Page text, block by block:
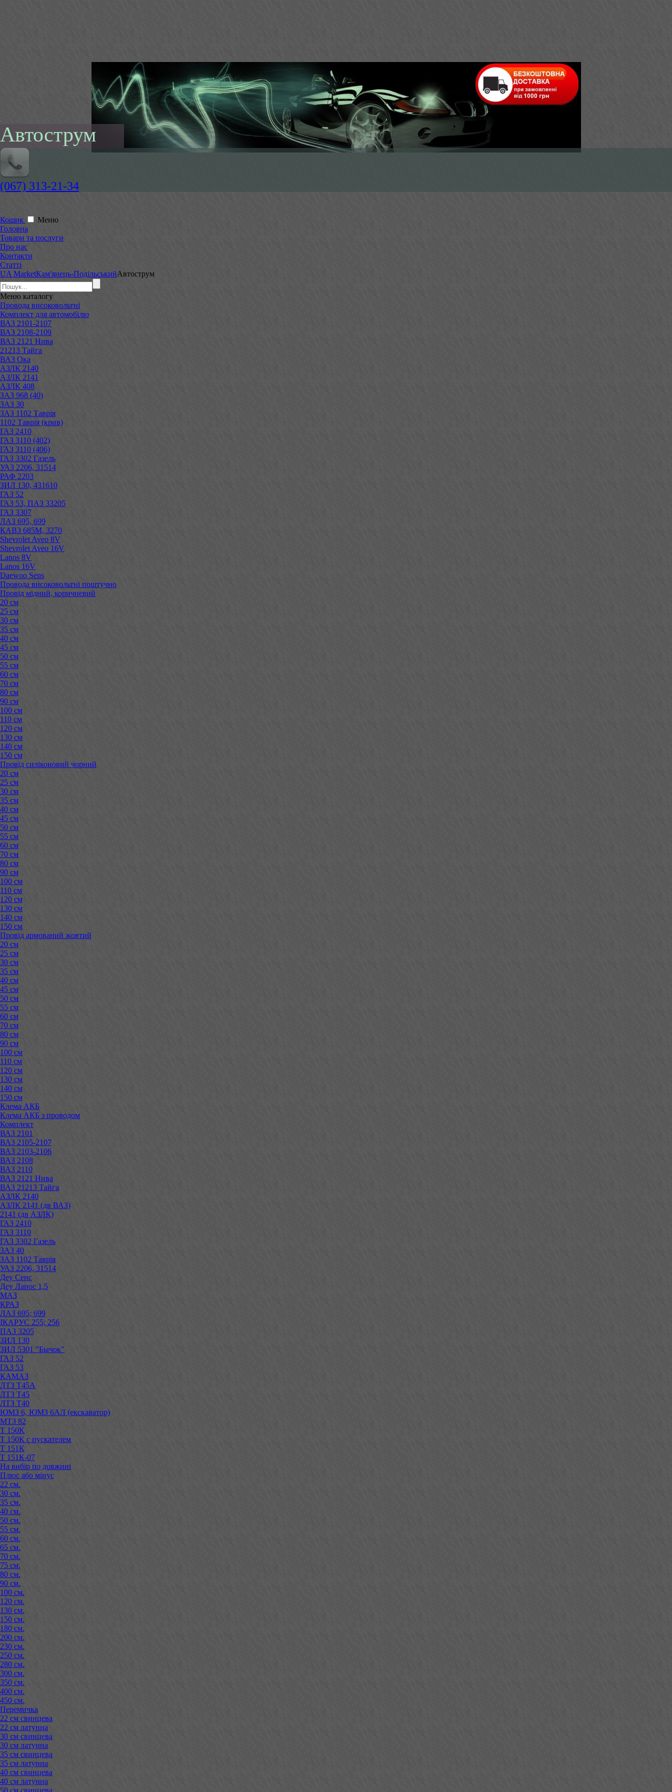
Автострум
(067) 313-21-34
Кошик
Меню
Головна
Товари та послуги
Про нас
Контакти
Статті
UA MarketКам'янець-ПодільськийАвтострум
Меню каталогу
Провода високовольтні
Комплект для автомобілю
ВАЗ 2101-2107
ВАЗ 2108-2109
ВАЗ 2121 Нива
21213 Тайга
ВАЗ Ока
АЗЛК 2140
АЗЛК 2141
АЗЛК 408
ЗАЗ 968 (40)
ЗАЗ 30
ЗАЗ 1102 Таврія
1102 Таврія (крив)
ГАЗ 2410
ГАЗ 3110 (402)
ГАЗ 3110 (406)
ГАЗ 3302 Газель
УАЗ 2206, 31514
РАФ 2203
ЗИЛ 130, 431610
ГАЗ 52
ГАЗ 53, ПАЗ 33205
ГАЗ 3307
ЛАЗ 695, 699
КАВЗ 685М, 3270
Shevrolet Aveo 8V
Shevrolet Aveo 16V
Lanos 8V
Lanos 16V
Daewoo Sens
Провода високовольтні поштучно
Провід мідний, коричневий
20 см
25 см
30 см
35 см
40 см
45 см
50 см
55 см
60 см
70 см
80 см
90 см
100 см
110 см
120 см
130 см
140 см
150 см
Провід силіконовий чорний
20 см
25 см
30 см
35 см
40 см
45 см
50 см
55 см
60 см
70 см
80 см
90 см
100 см
110 см
120 см
130 см
140 см
150 см
Провід армований жовтий
20 см
25 см
30 см
35 см
40 см
45 см
50 см
55 см
60 см
70 см
80 см
90 см
100 см
110 см
120 см
130 см
140 см
150 см
Клема АКБ
Клема АКБ з проводом
Комплект
ВАЗ 2101
ВАЗ 2105-2107
ВАЗ 2103-2106
ВАЗ 2108
ВАЗ 2110
ВАЗ 2121 Нива
ВАЗ 21213 Тайга
АЗЛК 2140
АЗЛК 2141 (дв ВАЗ)
2141 (дв АЗЛК)
ГАЗ 2410
ГАЗ 3110
ГАЗ 3302 Газель
ЗАЗ 40
ЗАЗ 1102 Таврія
УАЗ 2206, 31514
Деу Сенс
Деу Ланос 1,5
МАЗ
КРАЗ
ЛАЗ 695; 699
ІКАРУС 255; 256
ПАЗ 3205
ЗИЛ 130
ЗИЛ 5301 "Бычок"
ГАЗ 52
ГАЗ 53
КАМАЗ
ЛТЗ Т45А
ЛТЗ Т45
ЛТЗ Т40
ЮМЗ 6, ЮМЗ 6АЛ (екскаватор)
МТЗ 82
Т 150К
Т 150К с пускателем
Т 151К
Т 151К-07
На вибір по довжині
Плюс або мінус
22 см.
30 см.
35 см.
40 см.
50 см.
55 см.
60 см.
65 см.
70 см.
75 см.
80 см.
90 см.
100 см.
120 см.
130 см.
150 см.
180 см.
200 см.
230 см.
250 см.
280 см.
300 см.
350 см.
400 см.
450 см.
Перемичка
22 см свинцева
22 см латунна
30 см свинцева
30 см латунна
35 см свинцева
35 см латунна
40 см свинцева
40 см латунна